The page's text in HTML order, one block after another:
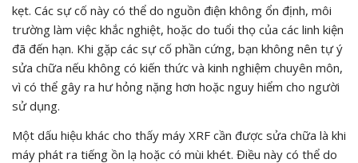
kẹt. Các sự cố này có thể do nguồn điện không ổn định, môi
trường làm việc khắc nghiệt, hoặc do tuổi thọ của các linh kiện
đã đến hạn. Khi gặp các sự cố phần cứng, bạn không nên tự ý
sửa chữa nếu không có kiến thức và kinh nghiệm chuyên môn,
vì có thể gây ra hư hỏng nặng hơn hoặc nguy hiểm cho người
sử dụng.
Một dấu hiệu khác cho thấy máy XRF cần được sửa chữa là khi
máy phát ra tiếng ồn lạ hoặc có mùi khét. Điều này có thể do